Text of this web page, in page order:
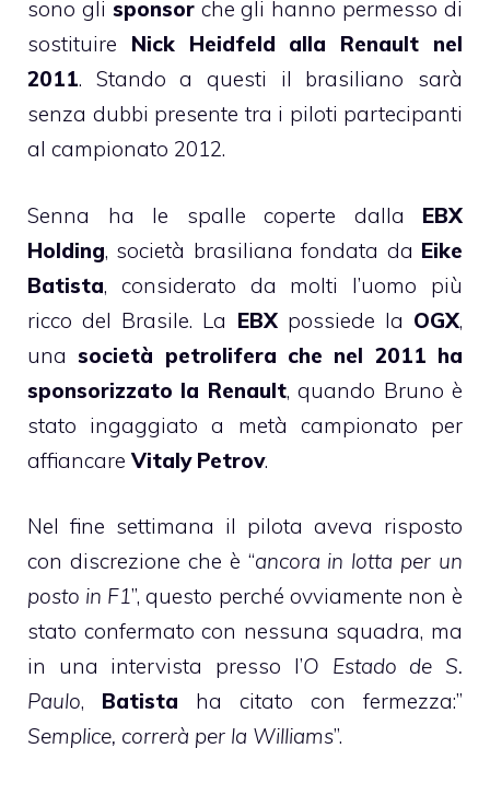
sono gli sponsorche gli hanno permesso di
sostituire Nick Heidfeld alla Renault nel
2011. Stando a questi il brasiliano sarà
senza dubbi presente tra i piloti partecipanti
al campionato 2012.
Senna ha le spalle coperte dalla EBX
Holding, società brasiliana fondata da Eike
Batista, considerato da molti l’uomo più
ricco del Brasile. La EBXpossiede la OGX,
unasocietà petrolifera che nel 2011 ha
sponsorizzato la Renault, quando Bruno è
stato ingaggiato a metà campionato per
affiancareVitaly Petrov.
Nel fine settimana il pilota aveva risposto
con discrezione che è “ancora in lotta per un
posto in F1”, questo perché ovviamente non è
stato confermato con nessuna squadra, ma
in una intervista presso l’O Estado de S.
Paulo, Batista ha citato con fermezza:”
Semplice, correrà per la Williams”.